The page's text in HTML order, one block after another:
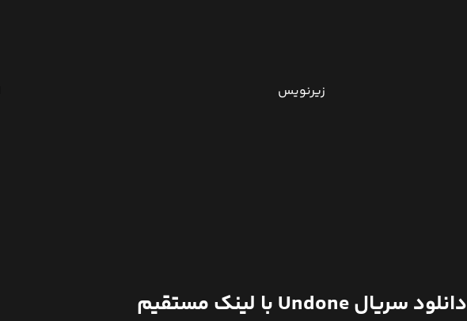
زیرنویس
دانلود سریال Undone با لینک مستقیم